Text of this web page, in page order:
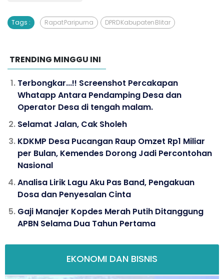
Tags : Rapat Paripurna DPRD Kabupaten Blitar
TRENDING MINGGU INI
Terbongkar...!! Screenshot Percakapan
Whatapp Antara Pendamping Desa dan
Operator Desa di tengah malam.
Selamat Jalan, Cak Sholeh
KDKMP Desa Pucangan Raup Omzet Rp1 Miliar
per Bulan, Kemendes Dorong Jadi Percontohan
Nasional
Analisa Lirik Lagu Aku Pas Band, Pengakuan
Dosa dan Penyesalan Cinta
Gaji Manajer Kopdes Merah Putih Ditanggung
APBN Selama Dua Tahun Pertama
EKONOMI DAN BISNIS